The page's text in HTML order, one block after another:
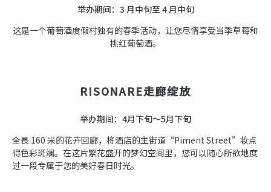
举办期间：3 月中旬至 4 月中旬
这是一个葡萄酒度假村独有的春季活动，让您尽情享受当季草莓和
桃红葡萄酒。
RISONARE走廊绽放
举办期间：4月下旬～5月下旬
全長 160 米的花卉回廊，将酒店的主街道“Piment Street”妆点
得色彩斑斓。在这片繁花盛开的梦幻空间里，您可以随心所欲地度
过一段专属于您的美好春日时光。